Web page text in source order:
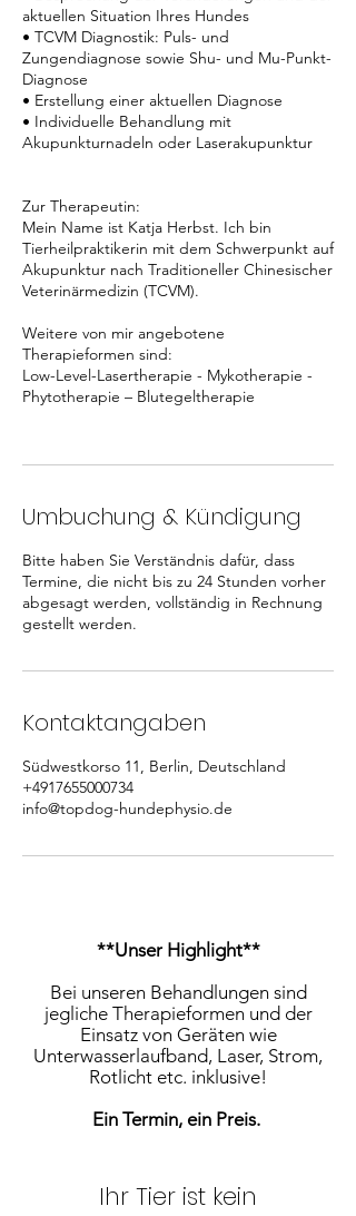
aktuellen Situation Ihres Hundes
• TCVM Diagnostik: Puls- und
Zungendiagnose sowie Shu- und Mu-Punkt-
Diagnose
• Erstellung einer aktuellen Diagnose
• Individuelle Behandlung mit
Akupunkturnadeln oder Laserakupunktur
Zur Therapeutin:
Mein Name ist Katja Herbst. Ich bin
Tierheilpraktikerin mit dem Schwerpunkt auf
Akupunktur nach Traditioneller Chinesischer
Veterinärmedizin (TCVM).
Weitere von mir angebotene
Therapieformen sind:
Low-Level-Lasertherapie - Mykotherapie -
Phytotherapie – Blutegeltherapie
Umbuchung & Kündigung
Bitte haben Sie Verständnis dafür, dass
Termine, die nicht bis zu 24 Stunden vorher
abgesagt werden, vollständig in Rechnung
gestellt werden.
Kontaktangaben
Südwestkorso 11, Berlin, Deutschland
+4917655000734
info@topdog-hundephysio.de
**Unser Highlight**
Bei unseren Behandlungen sind
jegliche Therapieformen und der
Einsatz von Geräten wie
Unterwasserlaufband, Laser, Strom,
Rotlicht etc. inklusive!
Ein Termin, ein Preis.
Ihr Tier ist kein